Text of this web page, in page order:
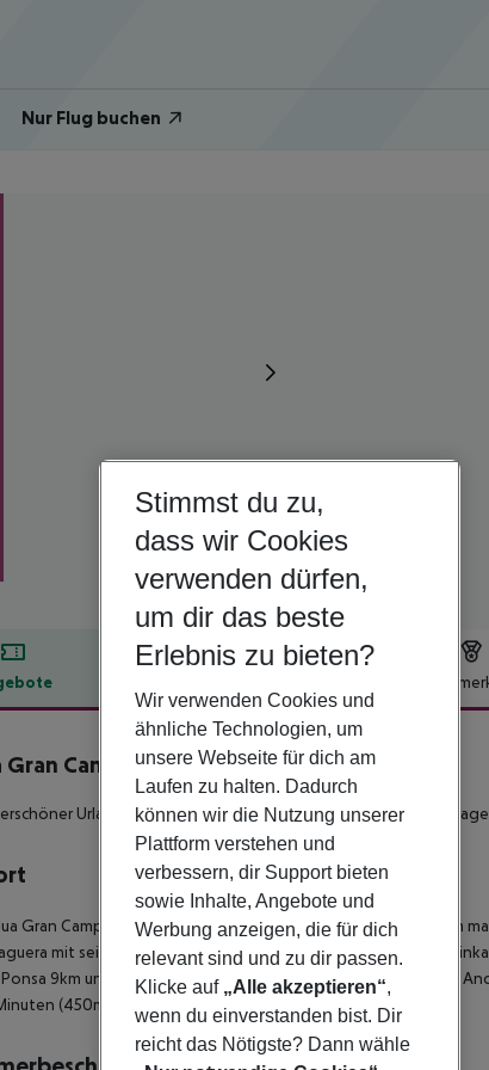
Nur Flug buchen
Gran Camp de Mar inkl. Mietwagen
Urlaub in toller Landschaft mit super Service.
Gran Camp de Mar liegt nur 3 km von Port d'Andratx - einem
mit seinen vielen Bars, Restaurants und dem belebten
9km und Palma ist nur 25km entfernt.
Der Golfplatz von
(450m) entfernt.
Stimmst du zu,
dass wir Cookies
verwenden dürfen,
um dir das beste
Erlebnis zu bieten?
Wir verwenden Cookies und
ähnliche Technologien, um
unsere Webseite für dich am
Laufen zu halten. Dadurch
können wir die Nutzung unserer
Plattform verstehen und
verbessern, dir Support bieten
sowie Inhalte, Angebote und
Werbung anzeigen, die für dich
relevant sind und zu dir passen.
Klicke auf „Alle akzeptieren“,
wenn du einverstanden bist. Dir
reicht das Nötigste? Dann wähle